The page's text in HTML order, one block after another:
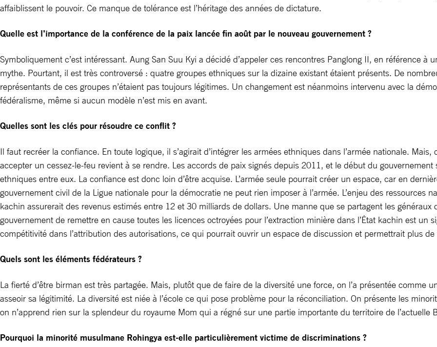
affaiblissent le pouvoir. Ce manque de tolérance est l’héritage des années de dictature.
Quelle est l’importance de la conférence de la paix lancée fin août par le nouveau gouvernement ?
Symboliquement c’est intéressant. Aung San Suu Kyi a décidé d’appeler ces rencontres Panglong II, en référence
mythe. Pourtant, il est très controversé : quatre groupes ethniques sur la dizaine existant étaient présents. De
représentants de ces groupes n’étaient pas toujours légitimes. Un changement est néanmoins intervenu avec la
fédéralisme, même si aucun modèle n’est mis en avant.
Quelles sont les clés pour résoudre ce conflit ?
Il faut recréer la confiance. En toute logique, il s’agirait d’intégrer les armées ethniques dans l’armée nationale.
accepter un cessez-le-feu revient à se rendre. Les accords de paix signés depuis 2011, et le début du
ethniques entre eux. La confiance est donc loin d’être acquise. L’armée seule pourrait créer un espace, car en
gouvernement civil de la Ligue nationale pour la démocratie ne peut rien imposer à l’armée. L’enjeu des ressources
kachin assurerait des revenus estimés entre 12 et 30 milliards de dollars. Une manne que se partagent les
gouvernement de remettre en cause toutes les licences octroyées pour l’extraction minière dans l’Ėtat kachin est un
compétitivité dans l’attribution des autorisations, ce qui pourrait ouvrir un espace de discussion et permettrait plus
Quels sont les éléments fédérateurs ?
La fierté d’être birman est très partagée. Mais, plutôt que de faire de la diversité une force, on l’a présentée comme
asseoir sa légitimité. La diversité est niée à l’école ce qui pose problème pour la réconciliation. On présente les
on n’apprend rien sur la splendeur du royaume Mom qui a régné sur une partie importante du territoire de l’actuelle
Pourquoi la minorité musulmane Rohingya est-elle particulièrement victime de discriminations ?